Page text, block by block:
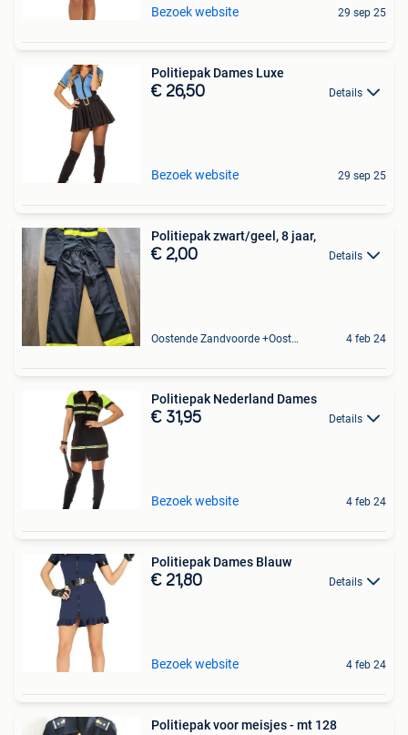
Bezoek website 29 sep 25
Politiepak Dames Luxe
€ 26,50 Details
Bezoek website 29 sep 25
Politiepak zwart/geel, 8 jaar,
€ 2,00 Details
Oostende Zandvoorde +Oostende 4 feb 24
Politiepak Nederland Dames
€ 31,95 Details
Bezoek website 4 feb 24
Politiepak Dames Blauw
€ 21,80 Details
Bezoek website 4 feb 24
Politiepak voor meisjes - mt 128